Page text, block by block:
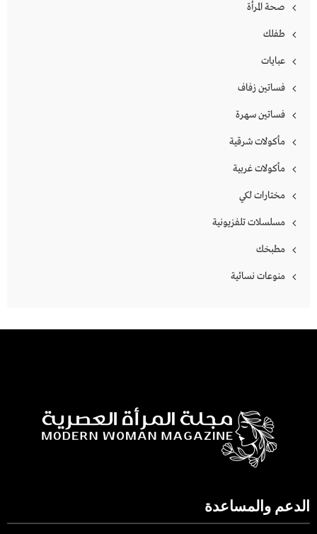
صحة المرأة
طفلك
عبايات
فساتين زفاف
فساتين سهرة
مأكولات شرقية
مأكولات غربية
مختارات لكي
مسلسلات تلفزيونية
مطبخك
منوعات نسائية
الدعم والمساعدة